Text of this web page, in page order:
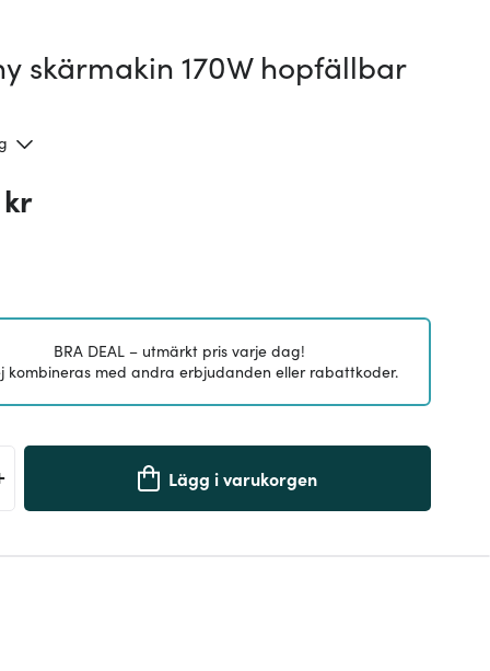
skärmakin 170W hopfällbar
BRA DEAL – utmärkt pris varje dag!
kombineras med andra erbjudanden eller rabattkoder.
Lägg i varukorgen